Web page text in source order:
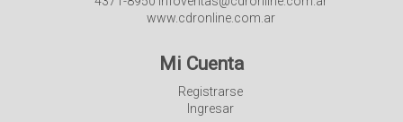
www.cdronline.com.ar
Mi Cuenta
Registrarse
Ingresar